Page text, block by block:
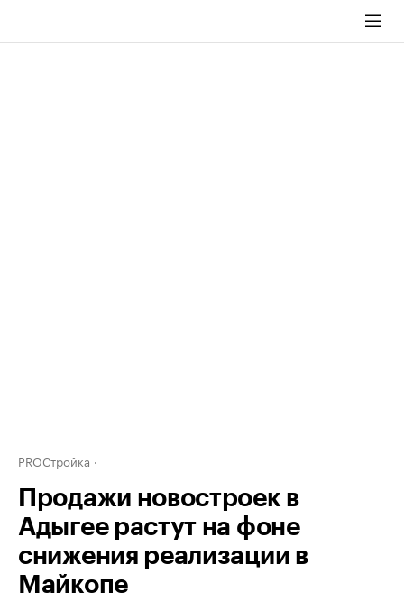
PROСтройка
Продажи новостроек в
Адыгее растут на фоне
снижения реализации в
Майкопе